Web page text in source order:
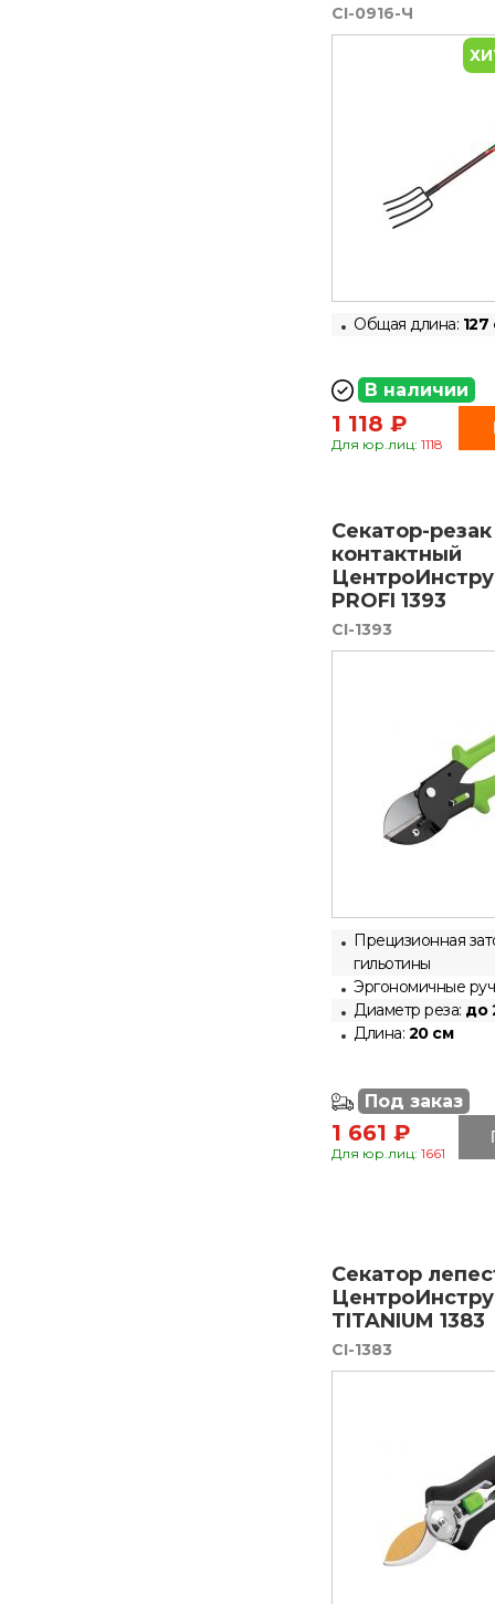
CI-0916-Ч
Общая длина: 127
В наличии
1 118 ₽
Для юр.лиц: 1118
Секатор-резак
контактный
PROFI 1393
CI-1393
Прецизионная
гильотины
Эргономичные
Диаметр реза: до
Длина: 20 см
Под заказ
1 661 ₽
Для юр.лиц: 1661
Секатор
TITANIUM 1383
CI-1383